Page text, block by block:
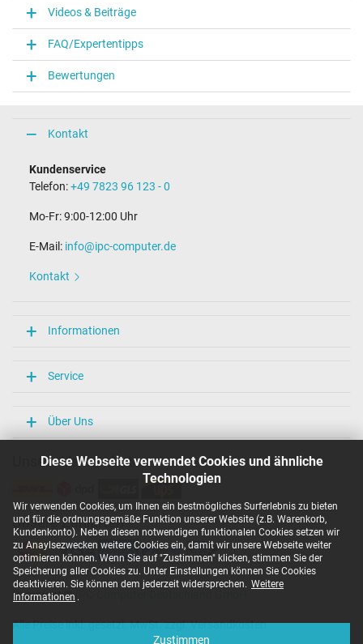
Diese Webseite verwendet Cookies und ähnliche
Technologien
Wir verwenden Cookies, um Ihnen ein bestmögliches Surferlebnis zu bieten
und für die ordnungsgemäße Funktion unserer Website (z.B. Warenkorb,
Kundenkonto). Neben diesen notwendigen funktionalen Cookies setzen wir
zu Anaylsezwecken weitere Cookies ein, damit wir unsere Webseite weiter
optimieren können. Wenn Sie auf "Zustimmen" klicken, stimmen Sie der
Speicherung aller Cookies zu. Unter Einstellungen können Sie Cookies
deaktivieren. Sie können dem jederzeit widersprechen. Weitere
Informationen .
Zustimmen
Funktions-LED
Funktions-LED im Stecker
Notebook Stecker
Steckertyp / -form
rund / 180° gerade
9,5 mm
Ja
Länge Anschlusskabel (m) (ca.)
Länge / Breite / Höhe
Weitere Daten
Ja
CE
N
PSE
SEC
Singapore Safety Mark
TÜV Argentina Certificado
TÜV Geprüfte Sicherheit
UKCA
UL Listed
Videos & Beiträge
FAQ/Expertentipps
Bewertungen
Kontakt
Kundenservice
Telefon:+49 7823 96 123 - 0
Mo-Fr: 9:00-12:00 Uhr
E-Mail: info@ipc-computer.de
Kontakt
Informationen
Service
Über Uns
Unsere Versandarten
Unsere Zahlarten
Copyright ©
Alle Preise inkl. gesetzl. MwSt. zzgl. Versandkosten